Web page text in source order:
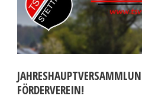
FÖRDERVEREIN!